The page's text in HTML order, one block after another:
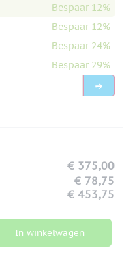
Bespaar 12%
Bespaar 12%
Bespaar 24%
Bespaar 29%
€ 375,00
€ 78,75
€ 453,75
In winkelwagen